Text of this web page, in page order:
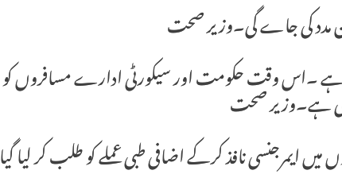
مدد کی جاے گی۔وزیر صحت
ہے ۔اس وقت حکومت اور سیکورٹی ادارے مسافروں کو
ہے۔وزیر صحت
ایمرجنسی نافذ کرکے اضافی طبی عملے کو طلب کر لیا گیا